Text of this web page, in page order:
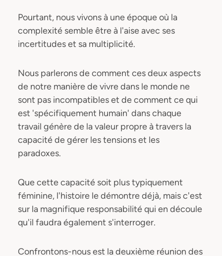
Pourtant, nous vivons à une époque où la
complexité semble être à l'aise avec ses
incertitudes et sa multiplicité.
Nous parlerons de comment ces deux aspects
de notre manière de vivre dans le monde ne
sont pas incompatibles et de comment ce qui
est 'spécifiquement humain' dans chaque
travail génère de la valeur propre à travers la
capacité de gérer les tensions et les
paradoxes.
Que cette capacité soit plus typiquement
féminine, l'histoire le démontre déjà, mais c'est
sur la magnifique responsabilité qui en découle
qu'il faudra également s'interroger.
Confrontons-nous est la deuxième réunion des